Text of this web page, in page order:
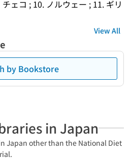
ェコ ; 10. ノルウェー ; 11. ギリ
View All
by Bookstore
in Japan
Japan other than the National Diet